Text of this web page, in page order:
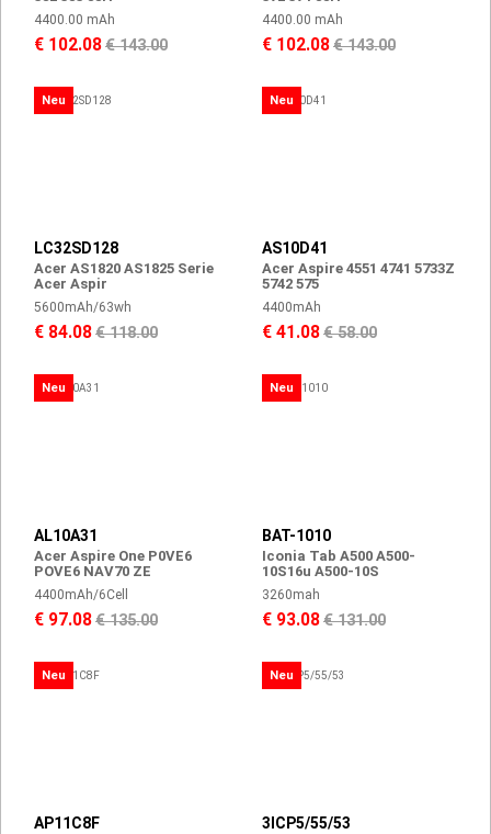
4400.00 mAh
€ 102.08€ 143.00
4400.00 mAh
€ 102.08€ 143.00
Neu
LC32SD128
Acer AS1820 AS1825 Serie
Acer Aspir
5600mAh/63wh
€ 84.08€ 118.00
Neu
AS10D41
Acer Aspire 4551 4741 5733Z
5742 575
4400mAh
€ 41.08€ 58.00
Neu
AL10A31
Acer Aspire One P0VE6
POVE6 NAV70 ZE
4400mAh/6Cell
€ 97.08€ 135.00
Neu
BAT-1010
Iconia Tab A500 A500-
10S16u A500-10S
3260mah
€ 93.08€ 131.00
Neu
AP11C8F
Neu
3ICP5/55/53